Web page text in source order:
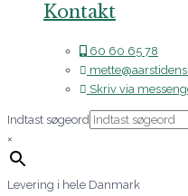
Kontakt
60 60 65 78
Skriv via
Indtast søgeord
×
Levering i hele Danmark